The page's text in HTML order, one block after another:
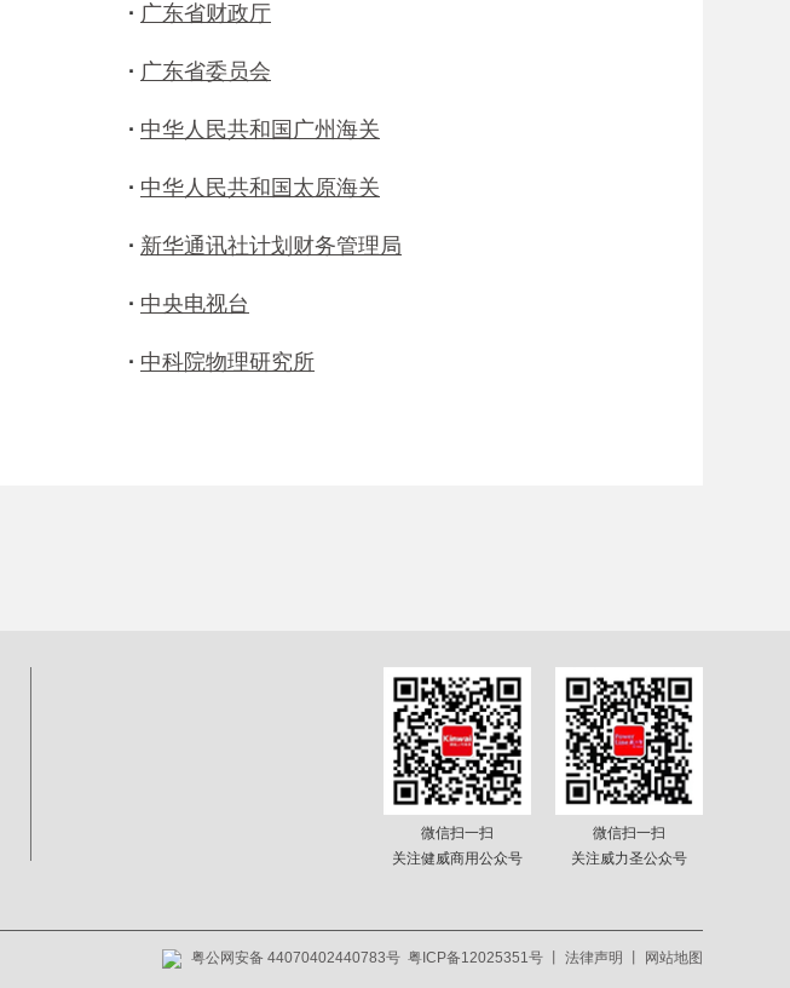
· 广东省财政厅
· 广东省委员会
· 中华人民共和国广州海关
· 中华人民共和国太原海关
· 新华通讯社计划财务管理局
· 中央电视台
· 中科院物理研究所
微信扫一扫
关注健威商用公众号
微信扫一扫
关注威力圣公众号
粤公网安备 44070402440783号 粤ICP备12025351号 法律声明 网站地图